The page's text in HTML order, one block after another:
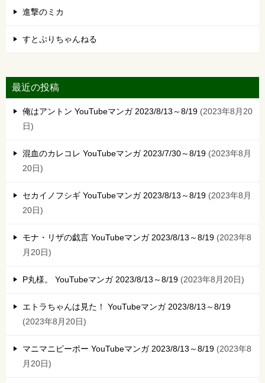
進撃のミカ
すとぷりちゃんねる
最近の投稿
俺はアントン YouTubeマンガ 2023/8/13～8/19
2023年8月20
日
混血のカレコレ YouTubeマンガ 2023/7/30～8/19
2023年8月
20日
セカイノフシギ YouTubeマンガ 2023/8/13～8/19
2023年8月
20日
モナ・リザの戯言 YouTubeマンガ 2023/8/13～8/19
2023年8
月20日
P丸様。 YouTubeマンガ 2023/8/13～8/19 2023年8月20日
エトラちゃんは見た！ YouTubeマンガ 2023/8/13～8/19
2023年8月20日
マニマニピーポー YouTubeマンガ 2023/8/13～8/19
2023年8
月20日